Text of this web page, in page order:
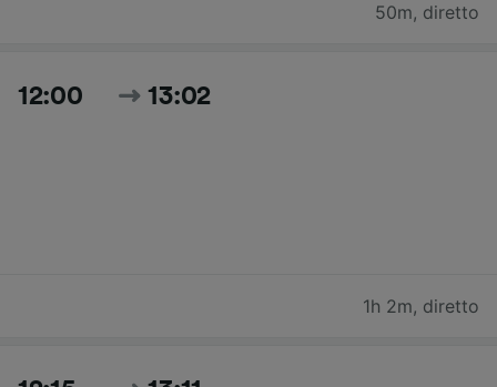
50m, diretto
12:00 13:02
1h 2m, diretto